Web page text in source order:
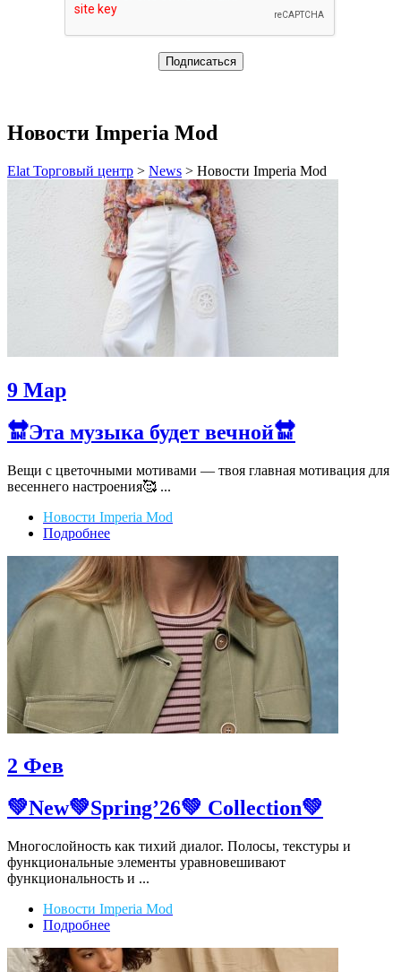
Новости Imperia Mod
Elat Торговый центр > News > Новости Imperia Mod
9 Мар
🔛Эта музыка будет вечной🔛
Вещи с цветочными мотивами — твоя главная мотивация для
весеннего настроения🥰 ...
Новости Imperia Mod
Подробнее
2 Фев
💚New💚Spring’26💚 Collection💚
Многослойность как тихий диалог. Полосы, текстуры и
функциональные элементы уравновешивают
функциональность и ...
Новости Imperia Mod
Подробнее